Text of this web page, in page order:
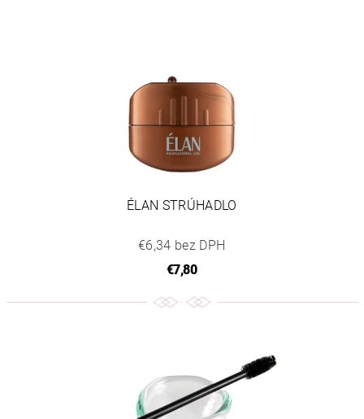
ÉLAN STRÚHADLO
€6,34 bez DPH
€7,80